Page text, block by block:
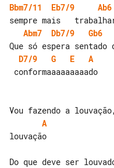
Bbm7/11
Eb7/9
Ab6
Abm7
Db7/9 Gb6
D7/9
G E
A
A